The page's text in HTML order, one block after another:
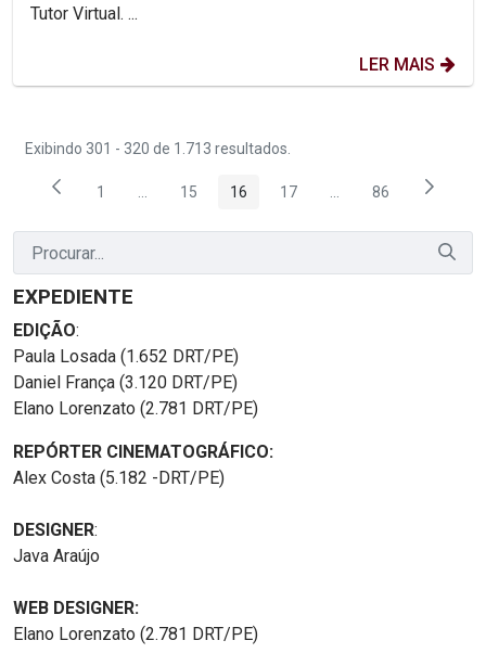
Tutor Virtual. ...
LER MAIS
Exibindo 301 - 320 de 1.713 resultados.
Página
1 Páginas intermediárias Usar ABA para navegar.
Página
15 Página
16 Página
17 PáginasPágina
86
EXPEDIENTE
EDIÇÃO:
Paula Losada (1.652 DRT/PE)
Daniel França (3.120 DRT/PE)
Elano Lorenzato (2.781 DRT/PE)
REPÓRTER CINEMATOGRÁFICO:
Alex Costa (5.182 -DRT/PE)
DESIGNER:
Java Araújo
WEB DESIGNER:
Elano Lorenzato (2.781 DRT/PE)